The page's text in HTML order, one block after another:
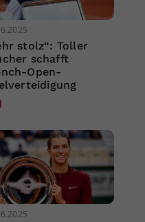
stolz“: Toller
schafft
Open-